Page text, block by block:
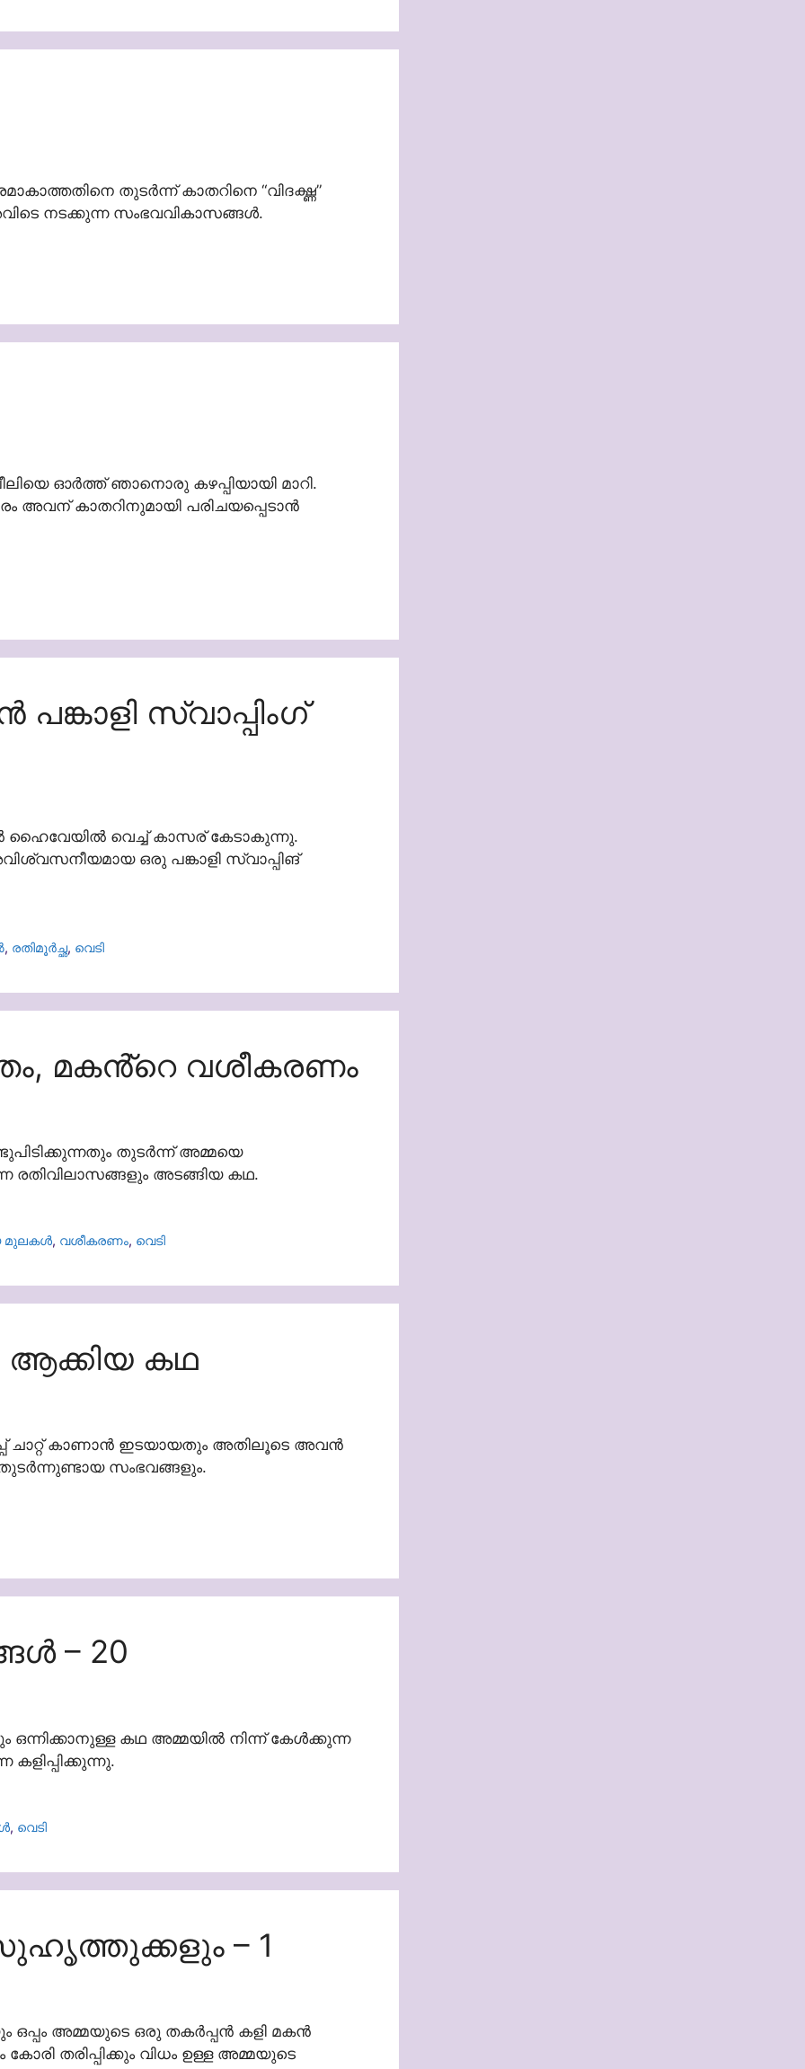
തുടർന്ന് കാതറിനെ “വിദഗ്ദ്ധ”
നടക്കുന്ന സംഭവവികാസങ്ങൾ.
ഓർത്ത് ഞാനൊരു കഴപ്പിയായി മാറി.
അവന് കാതറിനുമായി പരിചയപ്പെടാൻ
സ്വാപ്പിംഗ്
വെച്ച് കാസര് കേടാകുന്നു.
ഒരു പങ്കാളി സ്വാപ്പിങ്
, രതിമൂര്‍ച്ഛ, വെടി
മകൻ്റെ വശീകരണം
തുടർന്ന് അമ്മയെ
രതിവിലാസങ്ങളും അടങ്ങിയ കഥ.
മുലകൾ, വശീകരണം, വെടി
ആക്കിയ കഥ
ചാറ്റ് കാണാൻ ഇടയായതും അതിലൂടെ അവൻ
സംഭവങ്ങളും.
– 20
കഥ അമ്മയിൽ നിന്ന് കേൾക്കുന്ന
, വെടി
– 1
അമ്മയുടെ ഒരു തകർപ്പൻ കളി മകൻ
തരിപ്പിക്കും വിധം ഉള്ള അമ്മയുടെ